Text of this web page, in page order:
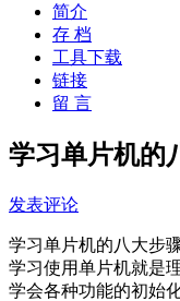
简介
存 档
工具下载
链接
留 言
学习单片机的
发表评论
学习单片机的八大步
学习使用单片机就是
学会各种功能的初始